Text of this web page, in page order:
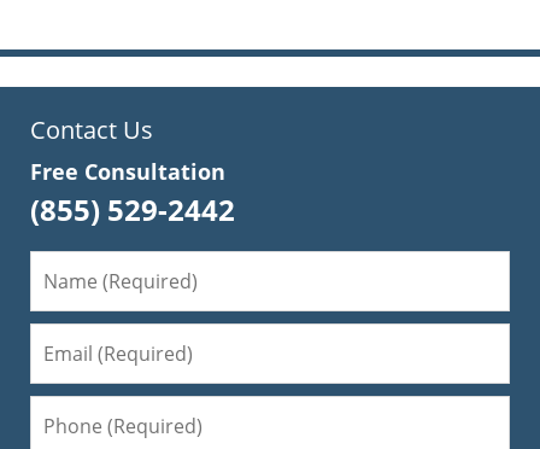
Contact Us
Free Consultation
(855) 529-2442